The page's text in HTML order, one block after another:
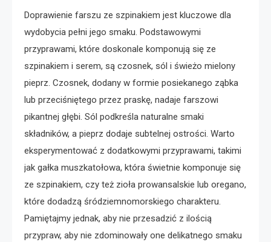
Doprawienie farszu ze szpinakiem jest kluczowe dla
wydobycia pełni jego smaku. Podstawowymi
przyprawami, które doskonale komponują się ze
szpinakiem i serem, są czosnek, sól i świeżo mielony
pieprz. Czosnek, dodany w formie posiekanego ząbka
lub przeciśniętego przez praskę, nadaje farszowi
pikantnej głębi. Sól podkreśla naturalne smaki
składników, a pieprz dodaje subtelnej ostrości. Warto
eksperymentować z dodatkowymi przyprawami, takimi
jak gałka muszkatołowa, która świetnie komponuje się
ze szpinakiem, czy też zioła prowansalskie lub oregano,
które dodadzą śródziemnomorskiego charakteru.
Pamiętajmy jednak, aby nie przesadzić z ilością
przypraw, aby nie zdominowały one delikatnego smaku